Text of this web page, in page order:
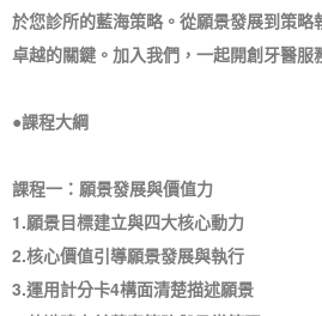
於您診所的藍海策略。從願景發展到策
卓越的關鍵。加入我們，一起開創牙醫服
●課程大綱
課程一：願景發展與價值力
1.願景目標建立與四大核心動力
2.核心價值引導願景發展與執行
3.運用計分卡4構面清楚描述願景